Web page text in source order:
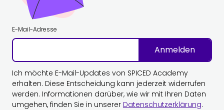
E-Mail-Adresse
Anmelden
Ich möchte E-Mail-Updates von SPICED Academy
erhalten. Diese Entscheidung kann jederzeit widerrufen
werden. Informationen darüber, wie wir mit Ihren Daten
umgehen, finden Sie in unserer Datenschutzerklärung.